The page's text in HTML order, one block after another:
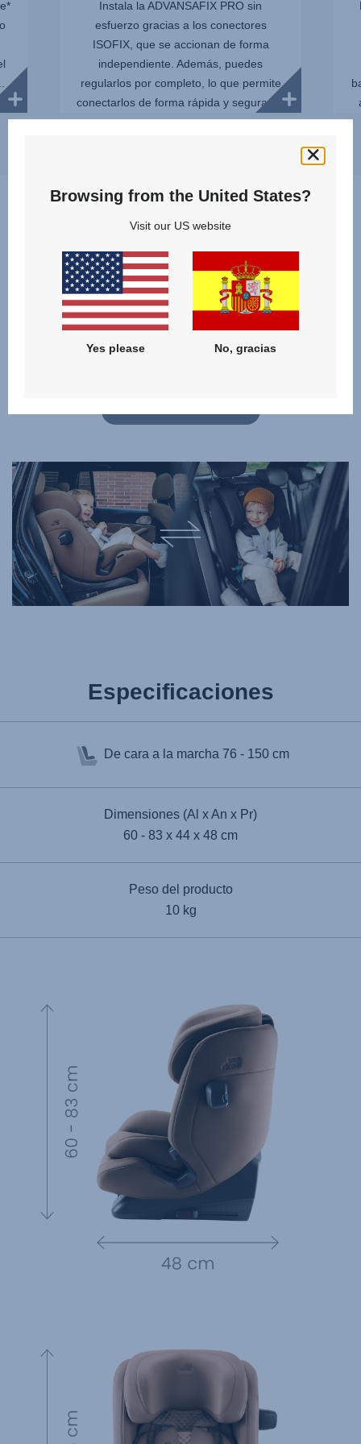
Instala la ADVANSAFIX PRO sin
esfuerzo gracias a los conectores
ISOFIX, que se accionan de forma
independiente. Además, puedes
regularlos por completo, lo que permite
conectarlos de forma rápida y segura sin
dañar l...
¿Qué producto es mejor para
mí y para mi hijo?
¡Descubre y compara nuestros modelos de la categoría
SILLAS DE COCHE COMBINADAS
Especificaciones
De cara a la marcha 76 - 150 cm
Dimensiones (Al x An x Pr)
60 - 83 x 44 x 48 cm
Peso del producto
10 kg
Browsing from the United States?
Visit our US website
Yes please No, gracias